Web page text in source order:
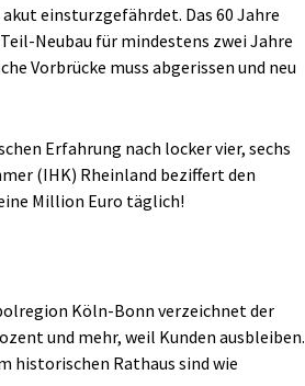
einsturzgefährdet. Das 60 Jahre
Neubau für mindestens zwei Jahre
Vorbrücke muss abgerissen und neu
Erfahrung nach locker vier, sechs
(IHK) Rheinland beziffert den
Million Euro täglich!
Köln-Bonn verzeichnet der
und mehr, weil Kunden ausbleiben.
historischen Rathaus sind wie